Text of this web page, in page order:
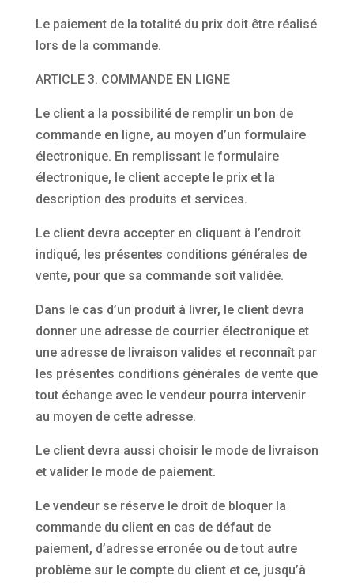
Le paiement de la totalité du prix doit être réalisé
lors de la commande.
ARTICLE 3. COMMANDE EN LIGNE
Le client a la possibilité de remplir un bon de
commande en ligne, au moyen d’un formulaire
électronique. En remplissant le formulaire
électronique, le client accepte le prix et la
description des produits et services.
Le client devra accepter en cliquant à l’endroit
indiqué, les présentes conditions générales de
vente, pour que sa commande soit validée.
Dans le cas d’un produit à livrer, le client devra
donner une adresse de courrier électronique et
une adresse de livraison valides et reconnaît par
les présentes conditions générales de vente que
tout échange avec le vendeur pourra intervenir
au moyen de cette adresse.
Le client devra aussi choisir le mode de livraison
et valider le mode de paiement.
Le vendeur se réserve le droit de bloquer la
commande du client en cas de défaut de
paiement, d’adresse erronée ou de tout autre
problème sur le compte du client et ce, jusqu’à